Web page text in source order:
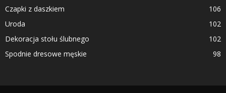
Czapki z daszkiem
106
Uroda
102
Dekoracja stołu ślubnego
102
Spodnie dresowe męskie
98